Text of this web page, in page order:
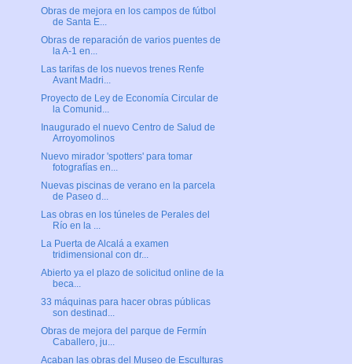
Obras de mejora en los campos de fútbol
de Santa E...
Obras de reparación de varios puentes de
la A-1 en...
Las tarifas de los nuevos trenes Renfe
Avant Madri...
Proyecto de Ley de Economía Circular de
la Comunid...
Inaugurado el nuevo Centro de Salud de
Arroyomolinos
Nuevo mirador 'spotters' para tomar
fotografías en...
Nuevas piscinas de verano en la parcela
de Paseo d...
Las obras en los túneles de Perales del
Río en la ...
La Puerta de Alcalá a examen
tridimensional con dr...
Abierto ya el plazo de solicitud online de la
beca...
33 máquinas para hacer obras públicas
son destinad...
Obras de mejora del parque de Fermín
Caballero, ju...
Acaban las obras del Museo de Esculturas